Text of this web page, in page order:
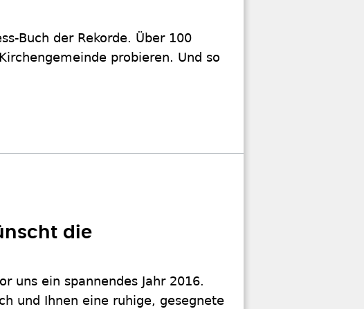
Buch der Rekorde. Über 100
probieren. Und so
die
uns ein spannendes Jahr 2016.
und Ihnen eine ruhige, gesegnete